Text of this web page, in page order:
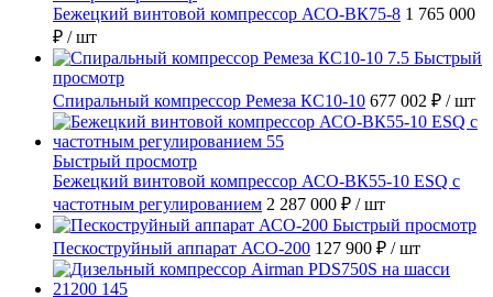
Бежецкий винтовой компрессор АСО-ВК75-8 1 765 000
₽ / шт
Быстрый
просмотр
Спиральный компрессор Ремеза КС10-10 677 002 ₽ / шт
Быстрый просмотр
Бежецкий винтовой компрессор АСО-ВК55-10 ESQ с
частотным регулированием 2 287 000 ₽ / шт
Быстрый просмотр
Пескоструйный аппарат АСО-200 127 900 ₽ / шт